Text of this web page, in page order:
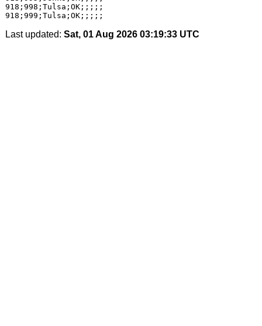
Last updated: Sat, 01 Aug 2026 03:19:33 UTC